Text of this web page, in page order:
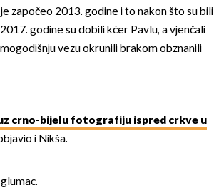
započeo 2013. godine i to nakon što su bili
godine su dobili kćer Pavlu, a vjenčali
vezu okrunili brakom obznanili
crno-bijelu fotografiju ispred crkve u
i Nikša.